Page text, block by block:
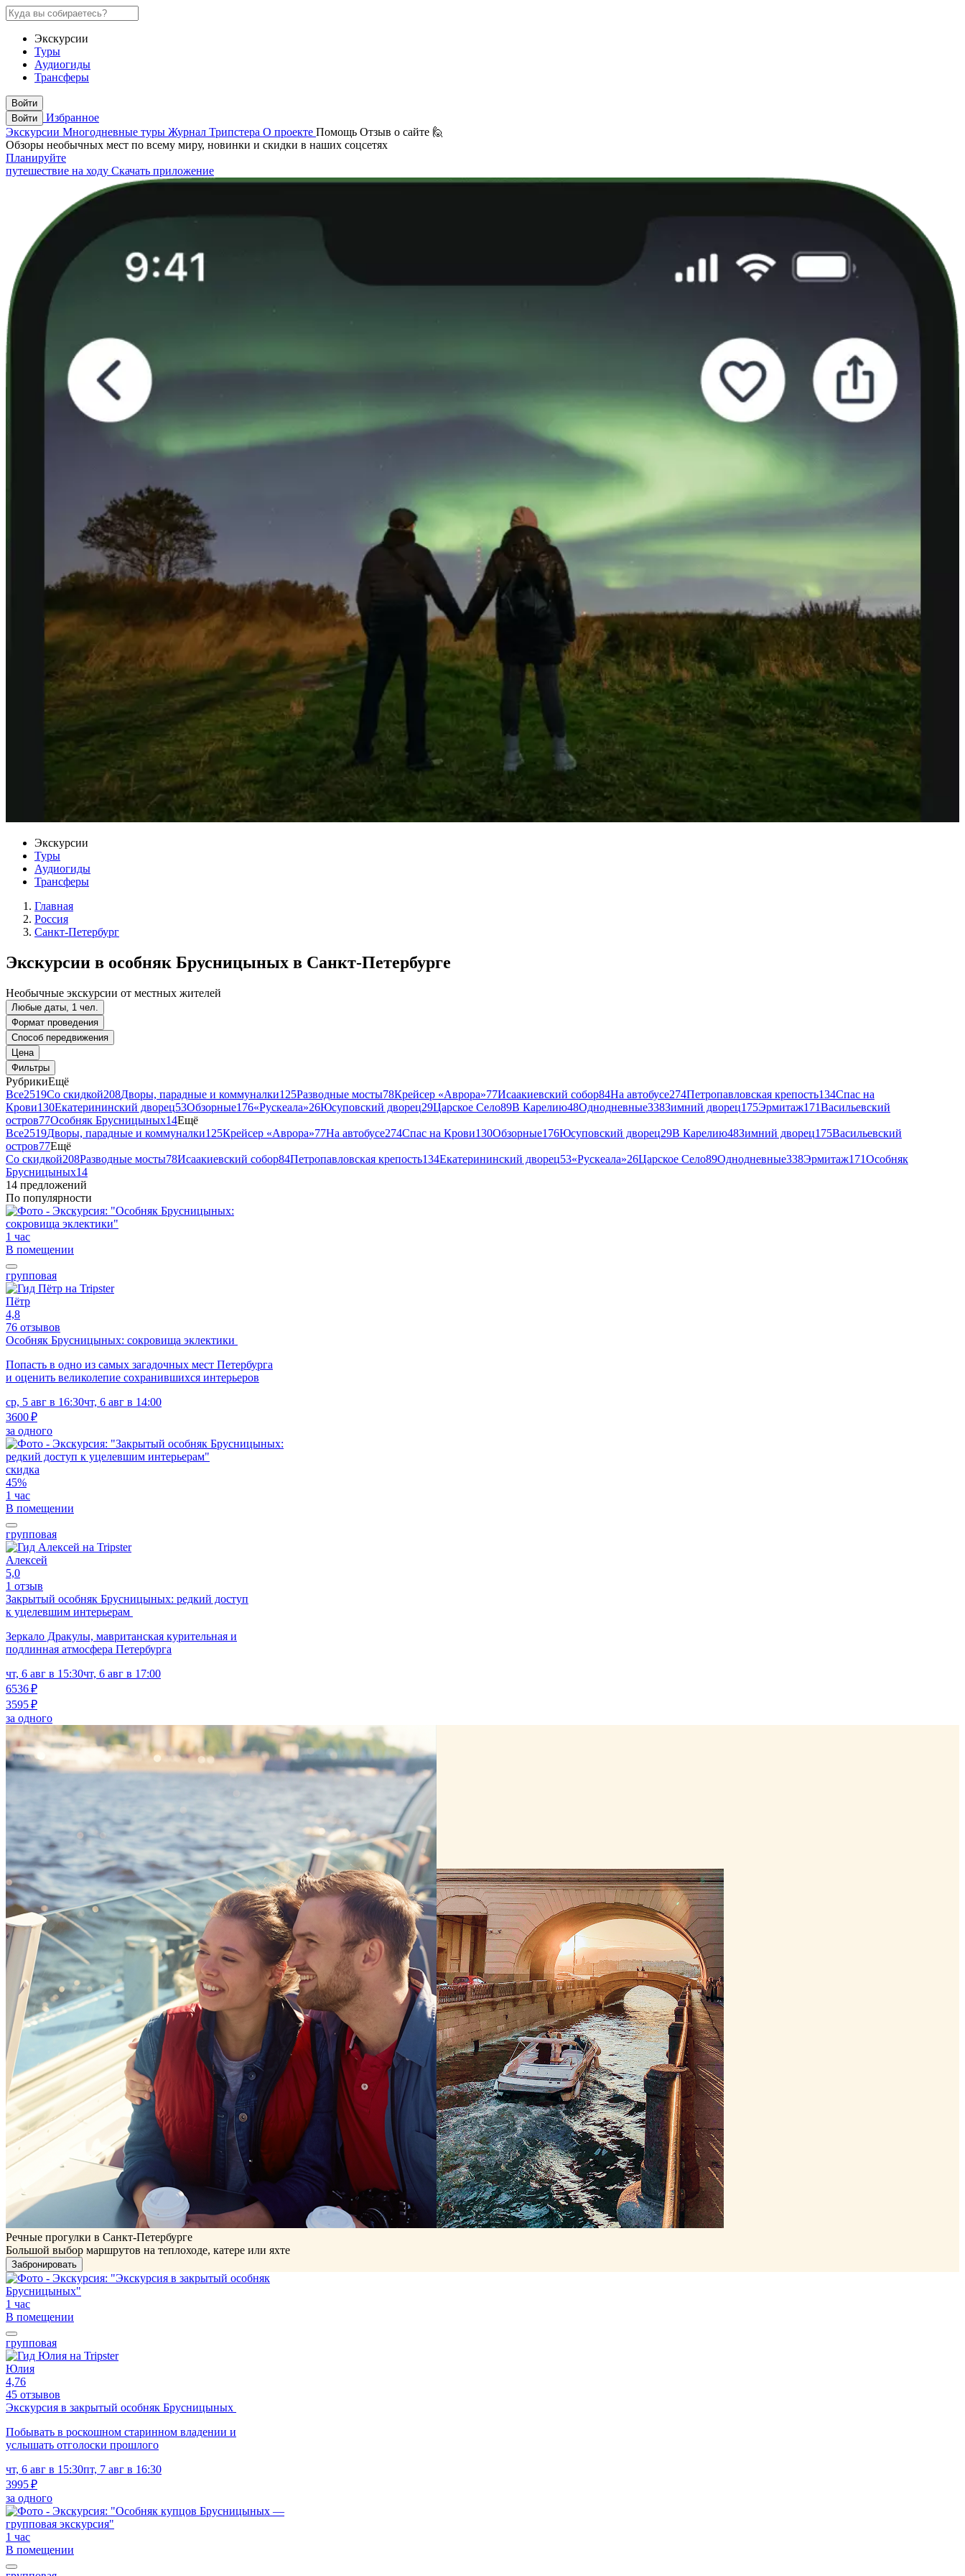
Экскурсии
Туры
Аудиогиды
Трансферы
Войти
Войти
Избранное
Экскурсии Многодневные туры Журнал Трипстера О проекте Помощь Отзыв о сайте 🙋
Обзоры необычных мест по всему миру, новинки и скидки в наших соцсетях
Планируйте
путешествие на ходу Скачать приложение
Экскурсии
Туры
Аудиогиды
Трансферы
Главная
Россия
Санкт-Петербург
Экскурсии в особняк Брусницыных в Санкт-Петербурге
Необычные экскурсии от местных жителей
Любые даты, 1 чел.
Формат проведения
Способ передвижения
Цена
Фильтры
РубрикиЕщё
Все2519Со скидкой208Дворы, парадные и коммуналки125Разводные мосты78Крейсер «Аврора»77Исаакиевский собор84На автобусе274Петропавловская крепость134Спас на
Крови130Екатерининский дворец53Обзорные176«Рускеала»26Юсуповский дворец29Царское Село89В Карелию48Однодневные338Зимний дворец175Эрмитаж171Васильевский
остров77Особняк Брусницыных14Ещё
Все2519Дворы, парадные и коммуналки125Крейсер «Аврора»77На автобусе274Спас на Крови130Обзорные176Юсуповский дворец29В Карелию48Зимний дворец175Васильевский
остров77Ещё
Со скидкой208Разводные мосты78Исаакиевский собор84Петропавловская крепость134Екатерининский дворец53«Рускеала»26Царское Село89Однодневные338Эрмитаж171Особняк
Брусницыных14
14 предложений
По популярности
1 час
В помещении
групповая
Пётр
4,8
76 отзывов
Особняк Брусницыных: сокровища эклектики
Попасть в одно из самых загадочных мест Петербурга
и оценить великолепие сохранившихся интерьеров
ср, 5 авг в 16:30чт, 6 авг в 14:00
3600 ₽
за одного
скидка
45%
1 час
В помещении
групповая
Алексей
5,0
1 отзыв
Закрытый особняк Брусницыных: редкий доступ
к уцелевшим интерьерам
Зеркало Дракулы, мавританская курительная и
подлинная атмосфера Петербурга
чт, 6 авг в 15:30чт, 6 авг в 17:00
6536 ₽
3595 ₽
за одного
Речные прогулки в Санкт-Петербурге
Большой выбор маршрутов на теплоходе, катере или яхте
Забронировать
1 час
В помещении
групповая
Юлия
4,76
45 отзывов
Экскурсия в закрытый особняк Брусницыных
Побывать в роскошном старинном владении и
услышать отголоски прошлого
чт, 6 авг в 15:30пт, 7 авг в 16:30
3995 ₽
за одного
1 час
В помещении